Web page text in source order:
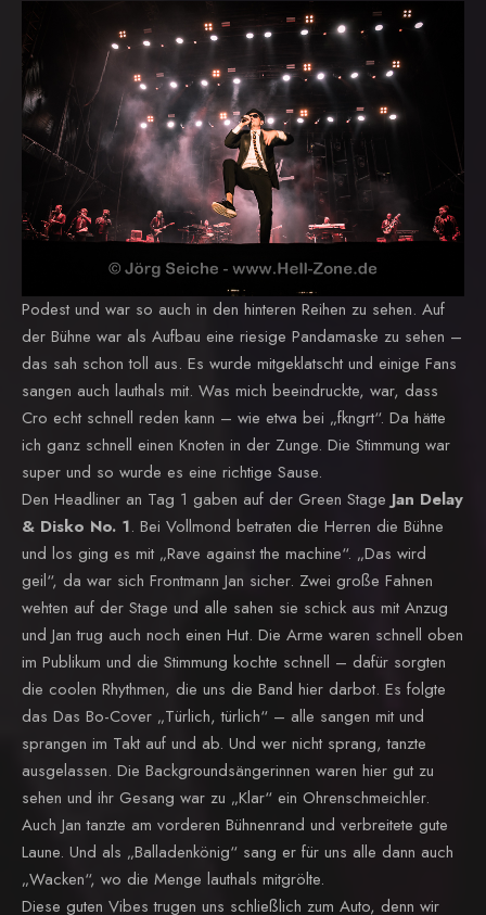
Podest und war so auch in den hinteren Reihen zu sehen. Auf
der Bühne war als Aufbau eine riesige Pandamaske zu sehen –
das sah schon toll aus. Es wurde mitgeklatscht und einige Fans
sangen auch lauthals mit. Was mich beeindruckte, war, dass
Cro echt schnell reden kann – wie etwa bei „fkngrt“. Da hätte
ich ganz schnell einen Knoten in der Zunge. Die Stimmung war
super und so wurde es eine richtige Sause.
Den Headliner an Tag 1 gaben auf der Green Stage Jan Delay
& Disko No. 1. Bei Vollmond betraten die Herren die Bühne
und los ging es mit „Rave against the machine“. „Das wird
geil“, da war sich Frontmann Jan sicher. Zwei große Fahnen
wehten auf der Stage und alle sahen sie schick aus mit Anzug
und Jan trug auch noch einen Hut. Die Arme waren schnell oben
im Publikum und die Stimmung kochte schnell – dafür sorgten
die coolen Rhythmen, die uns die Band hier darbot. Es folgte
das Das Bo-Cover „Türlich, türlich“ – alle sangen mit und
sprangen im Takt auf und ab. Und wer nicht sprang, tanzte
ausgelassen. Die Backgroundsängerinnen waren hier gut zu
sehen und ihr Gesang war zu „Klar“ ein Ohrenschmeichler.
Auch Jan tanzte am vorderen Bühnenrand und verbreitete gute
Laune. Und als „Balladenkönig“ sang er für uns alle dann auch
„Wacken“, wo die Menge lauthals mitgrölte.
Diese guten Vibes trugen uns schließlich zum Auto, denn wir